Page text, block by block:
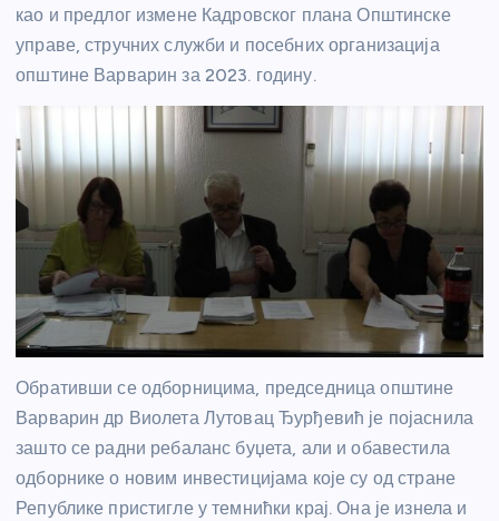
као и предлог измене Кадровског плана Општинске
управе, стручних служби и посебних организација
општине Варварин за 2023. годину.
Обративши се одборницима, председница општине
Варварин др Виолета Лутовац Ђурђевић је појаснила
зашто се радни ребаланс буџета, али и обавестила
одборнике о новим инвестицијама које су од стране
Републике пристигле у темнићки крај. Она је изнела и